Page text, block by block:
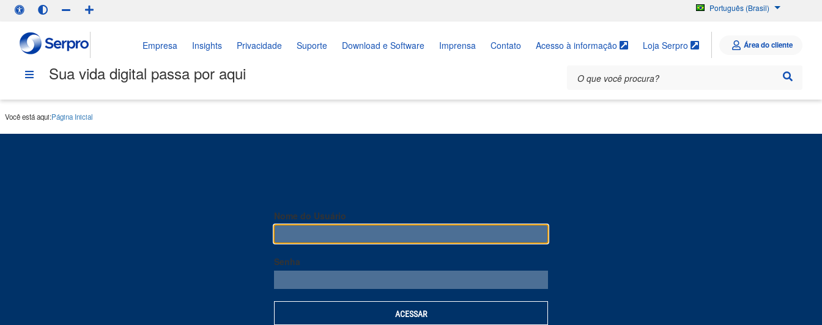
Português (Brasil)
Empresa Insights Privacidade Suporte Download e Software Imprensa Contato Acesso à informação Loja Serpro Área do cliente
Sua vida digital passa por aqui
Você está aqui:Página Inicial
Nome do Usuário
Senha